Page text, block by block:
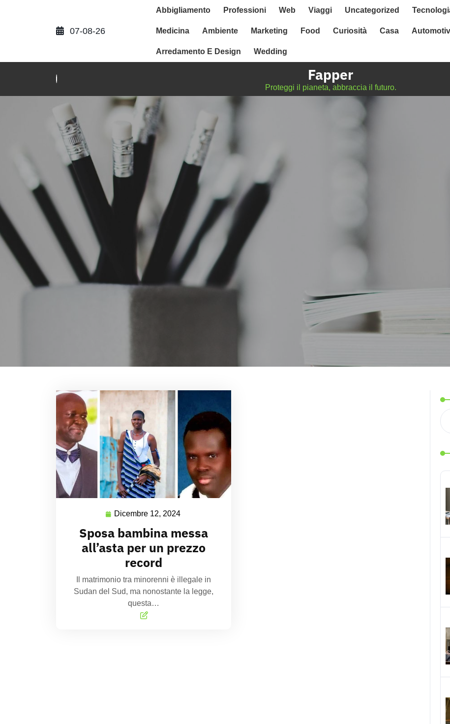
07-08-26
Abbigliamento Professioni Web Viaggi Uncategorized
Medicina Ambiente Marketing Food Curiosità Casa
Arredamento E Design Wedding
Fapper
Proteggi il pianeta, abbraccia il futuro.
Dicembre 12, 2024
Sposa bambina messa
all’asta per un prezzo
record
Il matrimonio tra minorenni è illegale in
Sudan del Sud, ma nonostante la legge,
questa…